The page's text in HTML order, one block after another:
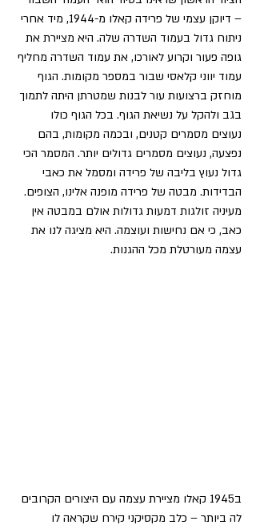
– דיוקן עצמי של פרידה קאלו מ-1944, מיד אחרי
ניתוח גדול בעמוד השדרה שלה. היא מציירת את
גופה פעור וקרוע לאורכו, את עמוד השדרה מחליף
עמוד יווני קלאסי שבור במספר מקומות. הגוף
מוחזק ברצועות עור לבנות שמטרתן היתה לתמוך
בגב ולהקל על נשיאת הגוף. בכל הגוף כולו
נעוצים מסמרים קטנים, ובכמה מקומות, בהם
נפצעה, נעוצים מסמרים גדולים יותר. המסמר הכי
גדול נעוץ בליבה של פרידה ומסמל את כאבי
הבדידות. מבטה של פרידה מופנה אלינו, הצופים.
מעיניה זולגות דמעות גדולות אולם במבטה אין
כאב, כי אם נחישות ועוצמה. היא מציגה לנו את
עצמה מעורטלת מכל ההגנות.
ב1945 קאלו מציירת עצמה עם היצורים הקרובים
לה ביותר – כלב מקסיקני קירח שקראה לו